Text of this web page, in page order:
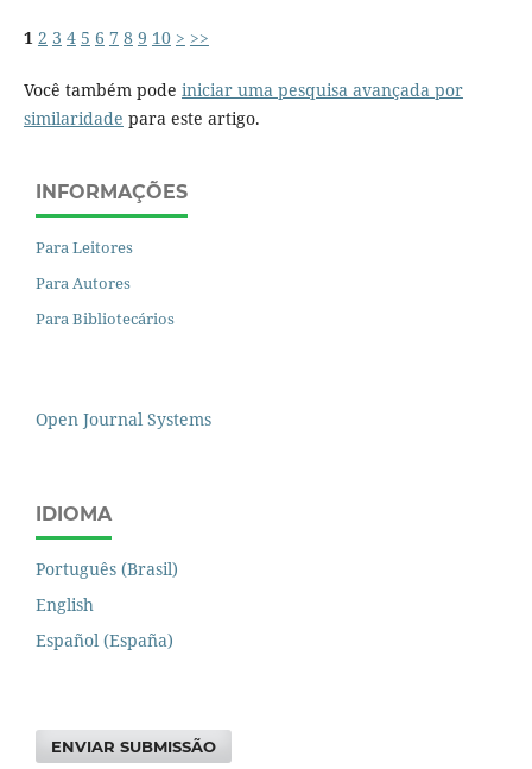
1 2 3 4 5 6 7 8 9 10 > >>
Você também pode iniciar uma pesquisa avançada por
similaridade para este artigo.
INFORMAÇÕES
Para Leitores
Para Autores
Para Bibliotecários
Open Journal Systems
IDIOMA
Português (Brasil)
English
Español (España)
ENVIAR SUBMISSÃO